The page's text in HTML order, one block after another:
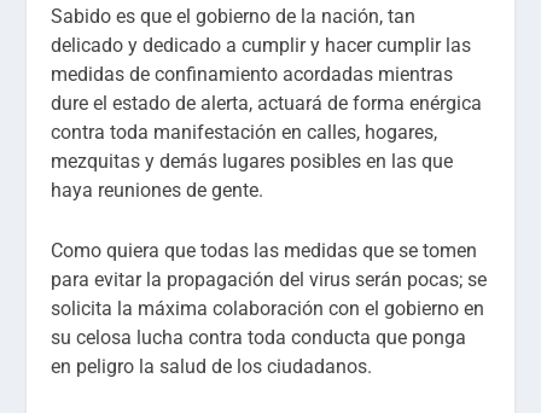
Sabido es que el gobierno de la nación, tan
delicado y dedicado a cumplir y hacer cumplir las
medidas de confinamiento acordadas mientras
dure el estado de alerta, actuará de forma enérgica
contra toda manifestación en calles, hogares,
mezquitas y demás lugares posibles en las que
haya reuniones de gente.
Como quiera que todas las medidas que se tomen
para evitar la propagación del virus serán pocas; se
solicita la máxima colaboración con el gobierno en
su celosa lucha contra toda conducta que ponga
en peligro la salud de los ciudadanos.